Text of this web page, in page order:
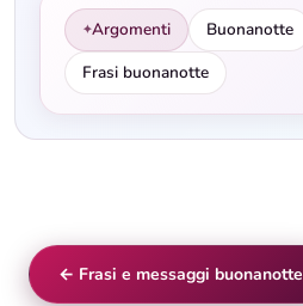
✦Argomenti
Buonanotte
Frasi buonanotte
← Frasi e messaggi buonanotte